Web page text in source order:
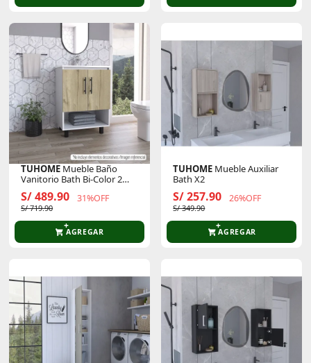
TUHOME Mueble Baño
Vanitorio Bath Bi-Color 2
Puertas 4 Patas
S/ 489.90 31%OFF
S/ 719.90
AGREGAR
TUHOME Mueble Auxiliar
Bath X2
S/ 257.90 26%OFF
S/ 349.90
AGREGAR